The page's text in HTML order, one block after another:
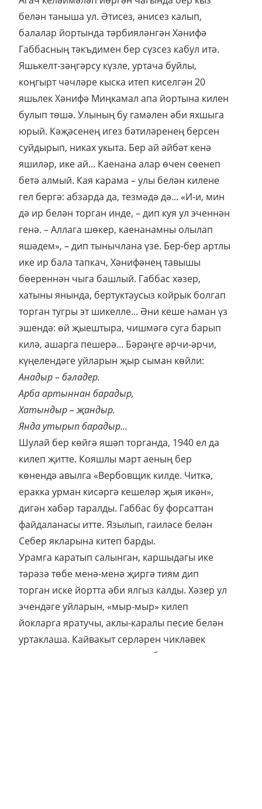
белән таныша ул. Әтисез, әнисез калып,
балалар йортында тәрбияләнгән Хәнифә
Габбасның тәкъдимен бер сүзсез кабул итә.
Яшькелт-зәңгәрсу күзле, уртача буйлы,
коңгырт чәчләре кыска итеп киселгән 20
яшьлек Хәнифә Миңкамал апа йортына килен
булып төшә. Улының бу гамәлен әби яхшыга
юрый. Кәҗәсенең игез бәтиләренең берсен
суйдырып, никах укыта. Бер ай әйбәт кенә
яшиләр, ике ай... Каенана алар өчен сөенеп
бетә алмый. Кая карама – улы белән килене
гел бергә: абзарда да, тезмәдә дә... «И-и, мин
дә ир белән торган инде, – дип куя ул эченнән
генә. – Аллага шөкер, каенанамны олылап
яшәдем», – дип тынычлана үзе. Бер-бер артлы
ике ир бала тапкач, Хәнифәнең тавышы
бөереннән чыга башлый. Габбас хәзер,
хатыны янында, бертуктаусыз койрык болгап
торган тугры эт шикелле... Әни кеше һаман үз
эшендә: өй җыештыра, чишмәгә суга барып
килә, ашарга пешерә... Бәрәңге әрчи-әрчи,
күңелендәге уйларын җыр сыман көйли:
Анадыр – бәладер.
Арба артыннан барадыр,
Хатындыр – җандыр.
Янда утырып барадыр...
Шулай бер көйгә яшәп торганда, 1940 ел да
килеп җитте. Кояшлы март аеның бер
көнендә авылга «Вербовщик килде. Читкә,
еракка урман кисәргә кешеләр җыя икән»,
дигән хәбәр таралды. Габбас бу форсаттан
файдаланасы итте. Язылып, гаиләсе белән
Себер якларына китеп барды.
Урамга каратып салынган, каршыдагы ике
тәрәзә төбе менә-менә җиргә тиям дип
торган иске йортта әби ялгыз калды. Хәзер ул
эчендәге уйларын, «мыр-мыр» килеп
йокларга яратучы, аклы-каралы песие белән
уртаклаша. Кайвакыт серләрен чикләвек
куагыннан үреп, сыер тизәге белән сыланган